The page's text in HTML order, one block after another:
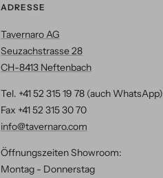
ADRESSE
Tavernaro AG
Seuzachstrasse 28
CH-8413 Neftenbach
Tel. +41 52 315 19 78 (auch WhatsApp)
Fax +41 52 315 30 70
info@tavernaro.com
Öffnungszeiten Showroom:
Montag - Donnerstag